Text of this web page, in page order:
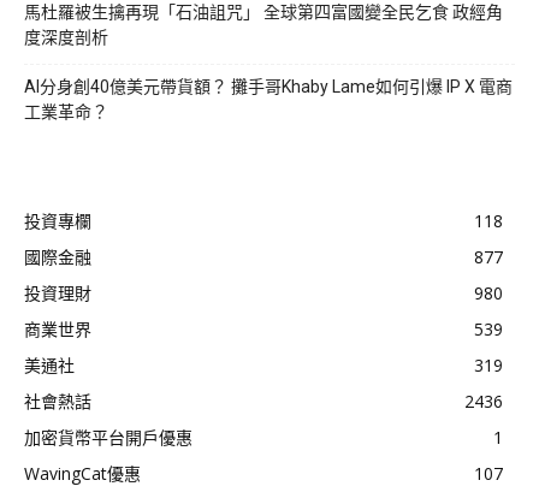
馬杜羅被生擒再現「石油詛咒」 全球第四富國變全民乞食 政經角
度深度剖析
AI分身創40億美元帶貨額？ 攤手哥Khaby Lame如何引爆 IP X 電商
工業革命？
投資專欄
118
國際金融
877
投資理財
980
商業世界
539
美通社
319
社會熱話
2436
加密貨幣平台開戶優惠
1
WavingCat優惠
107